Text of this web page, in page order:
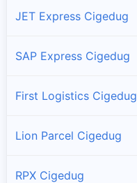
JET Express Cigedug
SAP Express Cigedug
First Logistics Cigedug
Lion Parcel Cigedug
RPX Cigedug